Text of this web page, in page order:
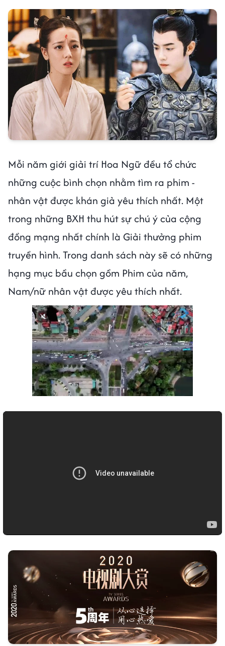
Mỗi năm giới giải trí Hoa Ngữ đều tổ chức
những cuộc bình chọn nhằm tìm ra phim -
nhân vật được khán giả yêu thích nhất. Một
trong những BXH thu hút sự chú ý của cộng
đồng mạng nhất chính là Giải thưởng phim
truyền hình. Trong danh sách này sẽ có những
hạng mục bầu chọn gồm Phim của năm,
Nam/nữ nhân vật được yêu thích nhất.